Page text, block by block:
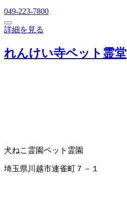
049-223-7800
詳細を見る
れんけい寺ペット霊堂
犬ねこ霊園ペット霊園
埼玉県川越市連雀町７－１